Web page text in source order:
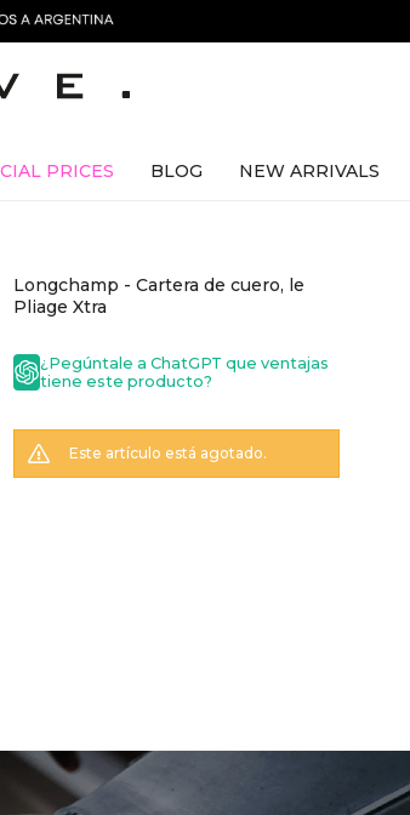
PRICES BLOG NEW ARRIVALS
Longchamp - Cartera de cuero, le
Pliage Xtra
¿Pegúntale a ChatGPT que ventajas
tiene este producto?
Este artículo está agotado.